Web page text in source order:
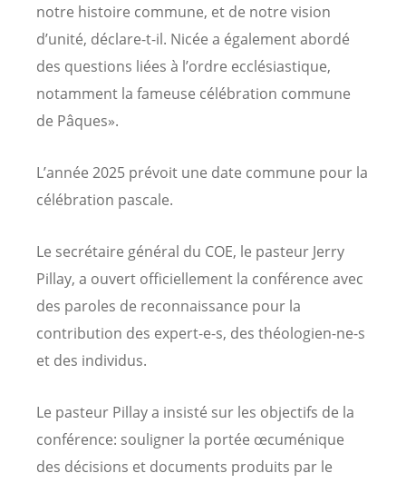
notre histoire commune, et de notre vision
d’unité, déclare-t-il. Nicée a également abordé
des questions liées à l’ordre ecclésiastique,
notamment la fameuse célébration commune
de Pâques».
L’année 2025 prévoit une date commune pour la
célébration pascale.
Le secrétaire général du COE, le pasteur Jerry
Pillay, a ouvert officiellement la conférence avec
des paroles de reconnaissance pour la
contribution des expert-e-s, des théologien-ne-s
et des individus.
Le pasteur Pillay a insisté sur les objectifs de la
conférence: souligner la portée œcuménique
des décisions et documents produits par le